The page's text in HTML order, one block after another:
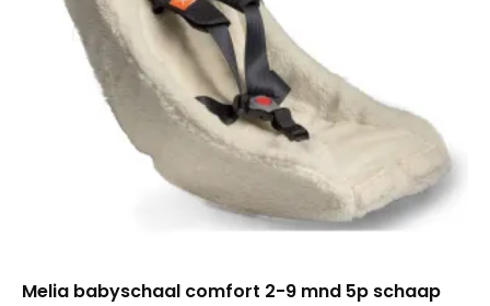
Melia babyschaal comfort 2-9 mnd 5p schaap